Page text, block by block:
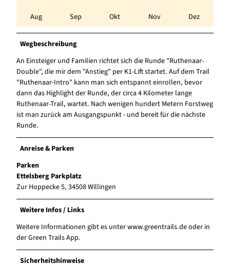
Aug Sep Okt Nov Dez
Wegbeschreibung
An Einsteiger und Familien richtet sich die Runde "Ruthenaar-
Double", die mir dem "Anstieg" per K1-Lift startet. Auf dem Trail
"Ruthenaar-Intro" kann man sich entspannt einrollen, bevor
dann das Highlight der Runde, der circa 4 Kilometer lange
Ruthenaar-Trail, wartet. Nach wenigen hundert Metern Forstweg
ist man zurück am Ausgangspunkt - und bereit für die nächste
Runde.
Anreise & Parken
Parken
Ettelsberg Parkplatz
Zur Hoppecke 5, 34508 Willingen
Weitere Infos / Links
Weitere Informationen gibt es unter www.greentrails.de oder in
der Green Trails App.
Sicherheitshinweise